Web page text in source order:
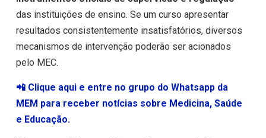
das instituições de ensino. Se um curso apresentar
resultados consistentemente insatisfatórios, diversos
mecanismos de intervenção poderão ser acionados
pelo MEC.
📲 Clique aqui e entre no grupo do Whatsapp da
MEM para receber notícias sobre Medicina, Saúde
e Educação.